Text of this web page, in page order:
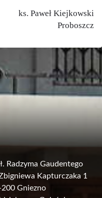
ks. Paweł Kiejkowski
Proboszcz
Radzyma Gaudentego
Kapturczaka 1
Gniezno